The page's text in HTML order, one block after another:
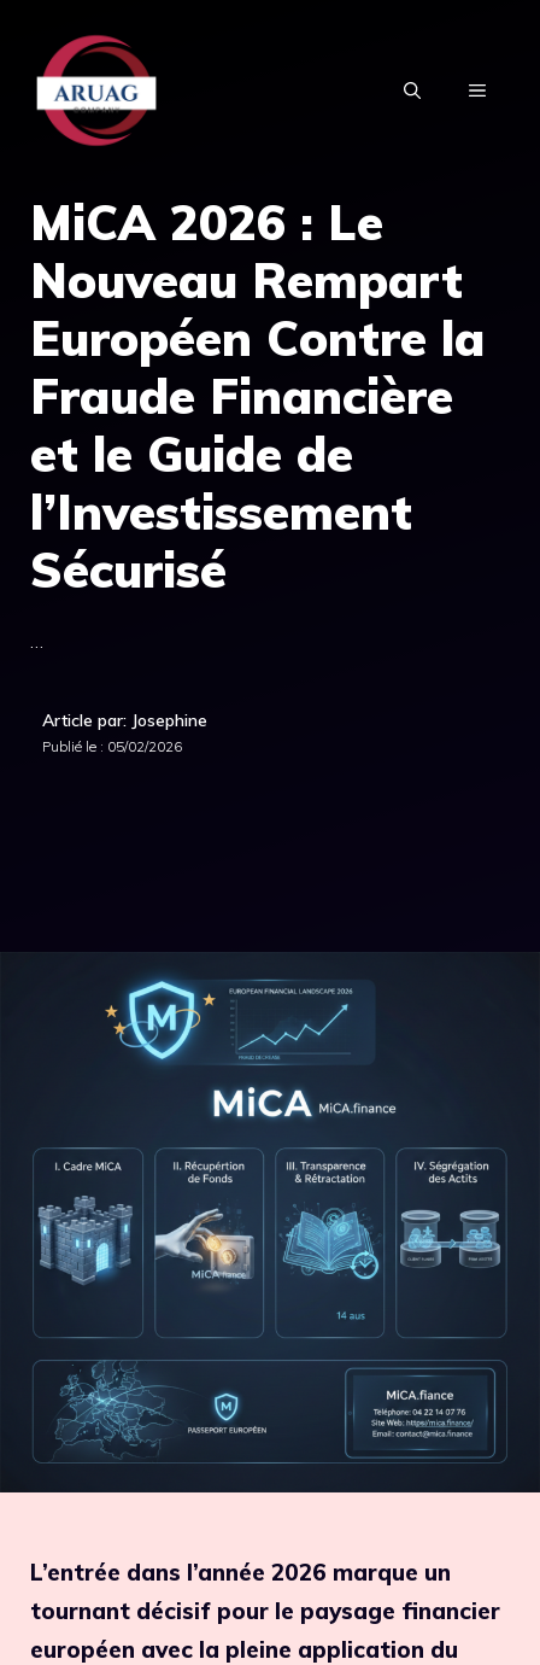
contenu
MENU
MiCA 2026 : Le
Nouveau Rempart
Européen Contre la
Fraude Financière
et le Guide de
l’Investissement
Sécurisé
…
Article par: Josephine
Publié le : 05/02/2026
L’entrée dans l’année 2026 marque un
tournant décisif pour le paysage financier
européen avec la pleine application du